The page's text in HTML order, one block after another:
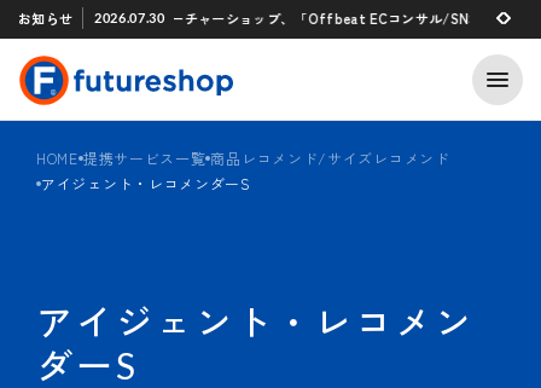
お知らせ
アプリ 「STAFF START」とのタグ連携を開始
2026.07.30
フューチャーショップ、「Offbeat ECコンサル/SNSマーケティング
2026.07.29
HOME 提携サービス一覧 商品レコメンド/サイズレコメンド
アイジェント・レコメンダーS
アイジェント・レコメン
ダーS